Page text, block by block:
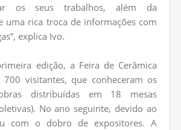
os seus trabalhos, além da
uma rica troca de informações com
explica Ivo.
edição, a Feira de Cerâmica
visitantes, que conheceram os
distribuídas em 18 mesas
No ano seguinte, devido ao
com o dobro de expositores. A